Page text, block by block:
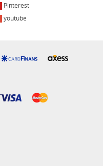
Pinterest
youtube